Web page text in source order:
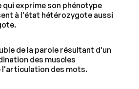
qui exprime son phénotype
à l'état hétérozygote aussi
de la parole résultant d'un
des muscles
l'articulation des mots.